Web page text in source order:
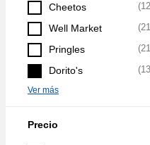
Cheetos (12
Well Market (21
Pringles (21
Dorito's (13
Ver más
Precio